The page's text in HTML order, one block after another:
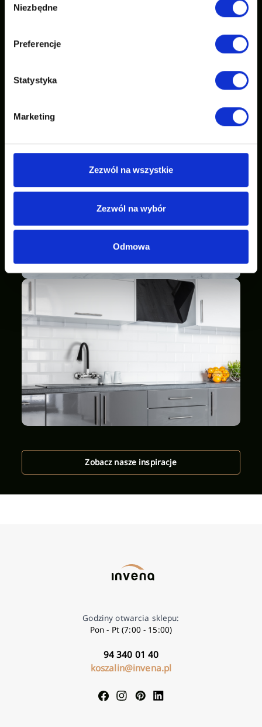
zgody
Niezbędne
Preferencje
Statystyka
Marketing
Zezwól na wszystkie
Zezwól na wybór
Odmowa
Zobacz nasze inspiracje
Godziny otwarcia sklepu:
Pon - Pt (7:00 - 15:00)
94 340 01 40
koszalin@invena.pl